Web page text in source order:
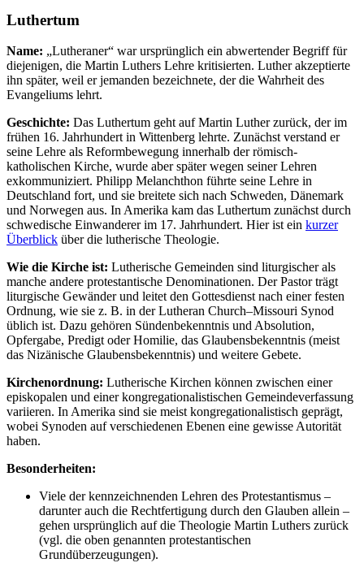
Luthertum
Name: „Lutheraner“ war ursprünglich ein abwertender Begriff für
diejenigen, die Martin Luthers Lehre kritisierten. Luther akzeptierte
ihn später, weil er jemanden bezeichnete, der die Wahrheit des
Evangeliums lehrt.
Geschichte: Das Luthertum geht auf Martin Luther zurück, der im
frühen 16. Jahrhundert in Wittenberg lehrte. Zunächst verstand er
seine Lehre als Reformbewegung innerhalb der römisch-
katholischen Kirche, wurde aber später wegen seiner Lehren
exkommuniziert. Philipp Melanchthon führte seine Lehre in
Deutschland fort, und sie breitete sich nach Schweden, Dänemark
und Norwegen aus. In Amerika kam das Luthertum zunächst durch
schwedische Einwanderer im 17. Jahrhundert. Hier ist ein kurzer
Überblick über die lutherische Theologie.
Wie die Kirche ist: Lutherische Gemeinden sind liturgischer als
manche andere protestantische Denominationen. Der Pastor trägt
liturgische Gewänder und leitet den Gottesdienst nach einer festen
Ordnung, wie sie z. B. in der Lutheran Church–Missouri Synod
üblich ist. Dazu gehören Sündenbekenntnis und Absolution,
Opfergabe, Predigt oder Homilie, das Glaubensbekenntnis (meist
das Nizänische Glaubensbekenntnis) und weitere Gebete.
Kirchenordnung: Lutherische Kirchen können zwischen einer
episkopalen und einer kongregationalistischen Gemeindeverfassung
variieren. In Amerika sind sie meist kongregationalistisch geprägt,
wobei Synoden auf verschiedenen Ebenen eine gewisse Autorität
haben.
Besonderheiten:
Viele der kennzeichnenden Lehren des Protestantismus –
darunter auch die Rechtfertigung durch den Glauben allein –
gehen ursprünglich auf die Theologie Martin Luthers zurück
(vgl. die oben genannten protestantischen
Grundüberzeugungen).